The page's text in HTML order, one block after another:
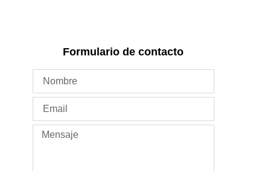
Formulario de contacto